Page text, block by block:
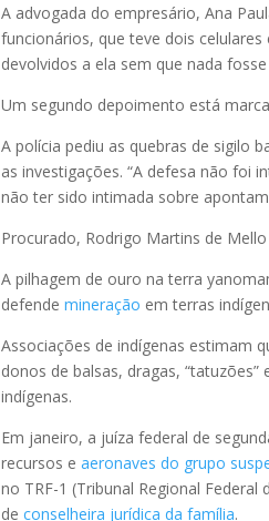
A advogada do empresário, Ana
funcionários, que teve dois
devolvidos a ela sem que nada
Um segundo depoimento está
A polícia pediu as quebras de sigilo
as investigações. “A defesa não foi
não ter sido intimada sobre
Procurado, Rodrigo Martins de
A pilhagem de ouro na terra
defendemineração em terras
Associações de indígenas estimam
donos de balsas, dragas,
indígenas.
Em janeiro, a juíza federal de
recursos eaeronaves do grupo
no TRF-1 (Tribunal Regional Federal
deconselheira jurídica da família.